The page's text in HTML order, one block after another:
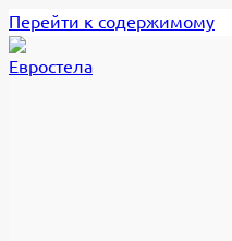
Перейти к содержимому